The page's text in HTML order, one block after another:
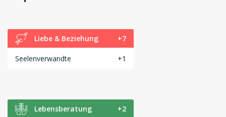
Liebe & Beziehung +7
Seelenverwandte +1
Lebensberatung +2